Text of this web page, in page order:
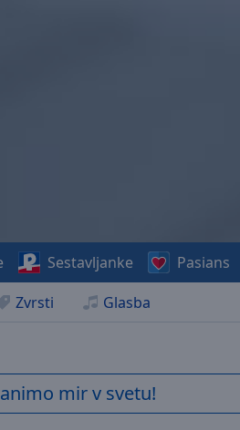
Zvrsti Glasba
Sestavljanke Pasians
mir v svetu!